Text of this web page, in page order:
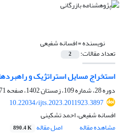
نویسنده =افسانه شفیعی
تعداد مقالات: 2
استخراج مسایل استراتژیک و
دوره 28، شماره 109، زمستان 1402، صفحه
71-116
10.22034/ijts.2023.2011923.3897
افسانه شفیعی، احمد تشکینی
مشاهده مقاله
اصل مقاله 890.4 K